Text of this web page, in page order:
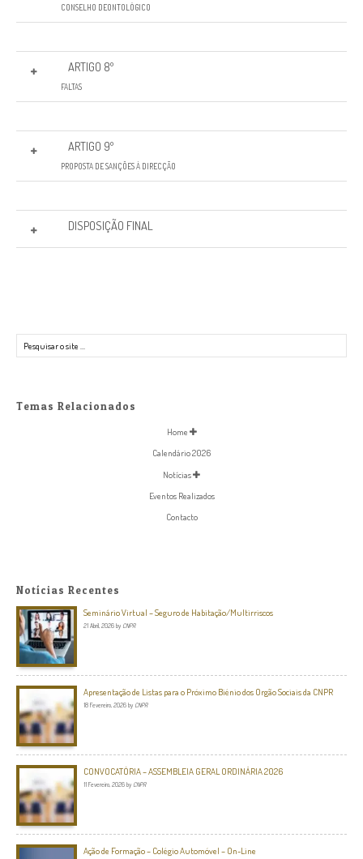
CONSELHO DEONTOLÓGICO
ARTIGO 8º
FALTAS
ARTIGO 9º
PROPOSTA DE SANÇÕES À DIRECÇÃO
DISPOSIÇÃO FINAL
Temas Relacionados
Home
Calendário 2026
Notícias
Eventos Realizados
Contacto
Notícias Recentes
Seminário Virtual – Seguro de Habitação/Multirriscos
21 Abril, 2026 by CNPR
Apresentação de Listas para o Próximo Biénio dos Orgão Sociais da CNPR
18 Fevereiro, 2026 by CNPR
CONVOCATÓRIA – ASSEMBLEIA GERAL ORDINÁRIA 2026
11 Fevereiro, 2026 by CNPR
Ação de Formação – Colégio Automóvel – On-Line